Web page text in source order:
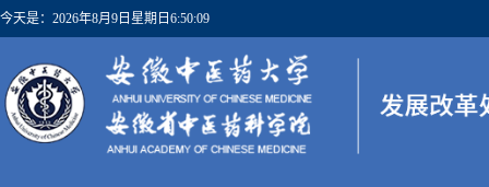
今天是： 2026年8月9日星期日6:50:10